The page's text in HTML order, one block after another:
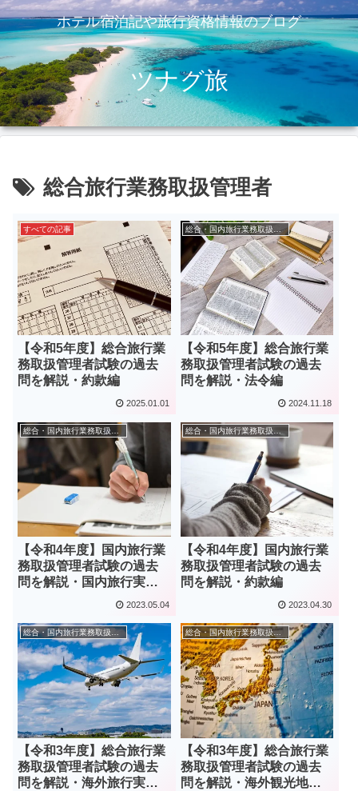
ホテル宿泊記や旅行資格情報のブログ
ツナグ旅
総合旅行業務取扱管理者
すべての記事
【令和5年度】総合旅行業
務取扱管理者試験の過去
問を解説・約款編
2025.01.01
総合・国内旅行業務取扱管理者
【令和5年度】総合旅行業
務取扱管理者試験の過去
問を解説・法令編
2024.11.18
【令和4年度】国内旅行業
務取扱管理者試験の過去
問を解説・国内旅行実務
2023.05.04
【令和4年度】国内旅行業
務取扱管理者試験の過去
問を解説・約款編
2023.04.30
総合・国内旅行業務取扱管理者
【令和3年度】総合旅行業
務取扱管理者試験の過去
問を解説・海外旅行実務
総合・国内旅行業務取扱管理者
【令和3年度】総合旅行業
務取扱管理者試験の過去
問を解説・海外観光地理